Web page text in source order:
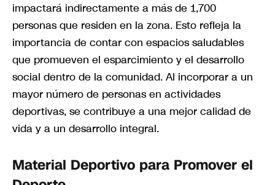
impactará indirectamente a más de 1,700
personas que residen en la zona. Esto refleja la
importancia de contar con espacios saludables
que promueven el esparcimiento y el desarrollo
social dentro de la comunidad. Al incorporar a un
mayor número de personas en actividades
deportivas, se contribuye a una mejor calidad de
vida y a un desarrollo integral.
Material Deportivo para Promover el